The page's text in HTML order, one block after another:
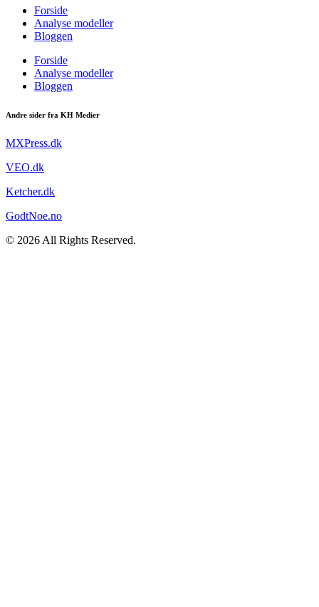
Forside
Analyse modeller
Bloggen
Forside
Analyse modeller
Bloggen
Andre sider fra KH Medier
MXPress.dk
VEO.dk
Ketcher.dk
GodtNoe.no
© 2026 All Rights Reserved.